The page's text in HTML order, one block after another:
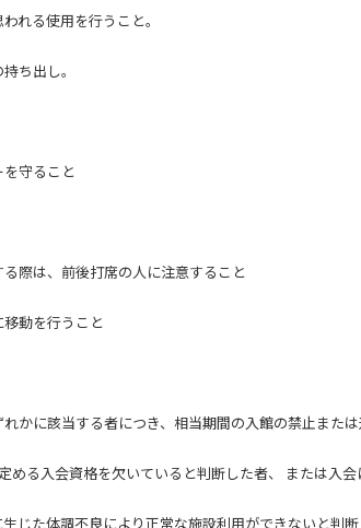
れる使用を行うこと。
ち出し。
守ること
際は、前後打席の人に注意すること
動を行うこと
かに該当する者につき、相当期間の入館の禁止または
める入会資格を欠いていると判断した者、 または
じた体調不良により正常な施設利用ができないと判